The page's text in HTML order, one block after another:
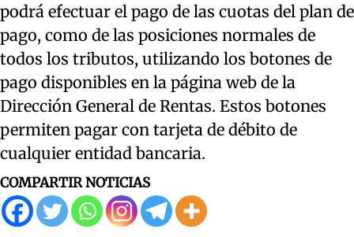
podrá efectuar el pago de las cuotas del plan de
pago, como de las posiciones normales de
todos los tributos, utilizando los botones de
pago disponibles en la página web de la
Dirección General de Rentas. Estos botones
permiten pagar con tarjeta de débito de
cualquier entidad bancaria.
COMPARTIR NOTICIAS